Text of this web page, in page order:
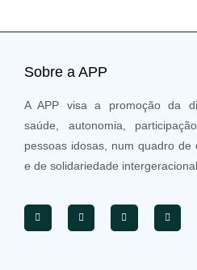
Sobre a APP
A APP visa a promoção da
saúde, autonomia,
pessoas idosas, num quadro de
e de solidariedade intergeracional.